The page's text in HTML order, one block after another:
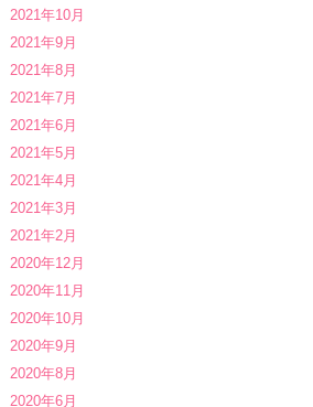
2021年10月
2021年9月
2021年8月
2021年7月
2021年6月
2021年5月
2021年4月
2021年3月
2021年2月
2020年12月
2020年11月
2020年10月
2020年9月
2020年8月
2020年6月